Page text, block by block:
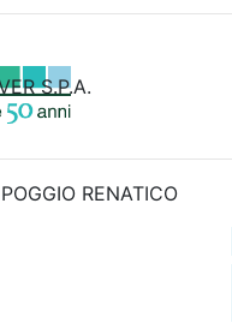
S.P.A.
RENATICO